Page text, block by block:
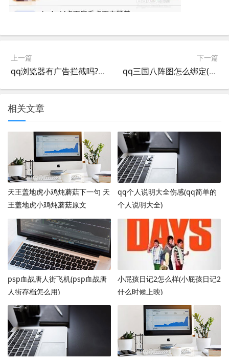
上一篇
qq浏览器有广告拦截吗?qq浏览器为什么有广告?如何屏蔽广告
下一篇
qq三国八阵图怎么绑定(qq三国八阵图怎么合成)
相关文章
天王盖地虎小鸡炖蘑菇下一句 天
王盖地虎小鸡炖蘑菇原文
qq个人说明大全伤感(qq简单的
个人说明大全)
psp血战唐人街飞机(psp血战唐
人街存档怎么用)
小屁孩日记2怎么样(小屁孩日记2
什么时候上映)